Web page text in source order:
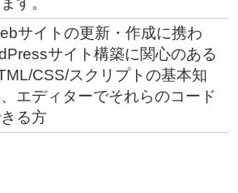
サイトの更新・作成に携わ
サイト構築に関心のある
CSS/スクリプトの基本知
エディターでそれらのコード
る方